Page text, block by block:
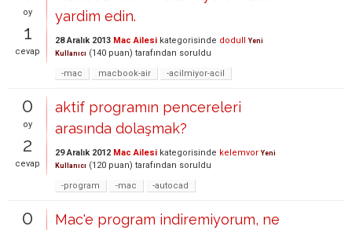
oy
1
cevap
yardim edin.
28 Aralık 2013 Mac Ailesi kategorisinde dodull Yeni
Kullanıcı (140 puan) tarafından soruldu
-mac
macbook-air -acilmiyor-acil
0
oy
2
cevap
aktif programın pencereleri
arasında dolaşmak?
29 Aralık 2012 Mac Ailesi kategorisinde kelemvor Yeni
Kullanıcı (120 puan) tarafından soruldu
-program
-mac -autocad
0
Mac'e program indiremiyorum, ne